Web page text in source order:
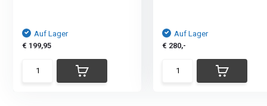
Auf Lager
€ 199,95
Auf Lager
€ 280,-